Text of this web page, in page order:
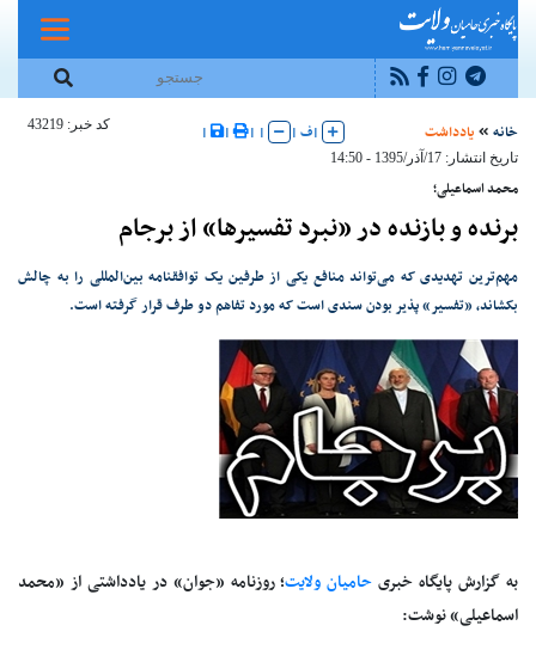
خانه یادداشت |ف |
|
|
|
|
کد خبر: 43219
تاریخ انتشار: 17/آذر/1395 - 14:50
محمد اسماعیلی؛
برنده و بازنده در «نبرد تفسیرها» از برجام
مهم‌ترین تهدیدی که می‌تواند منافع یکی از طرفین یک توافقنامه بین‌المللی را به چالش
بکشاند، «تفسیر» پذیر بودن سندی است که مورد تفاهم دو طرف قرار گرفته است.
به گزارش پایگاه خبری حامیان ولایت؛ روزنامه «جوان» در یادداشتی از «محمد
اسماعیلی» نوشت: